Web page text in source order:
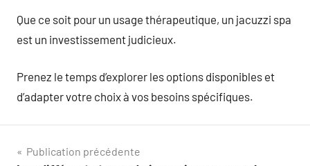
Que ce soit pour un usage thérapeutique, un jacuzzi spa
est un investissement judicieux.
Prenez le temps d’explorer les options disponibles et
d’adapter votre choix à vos besoins spécifiques.
Navigation
Publication précédente